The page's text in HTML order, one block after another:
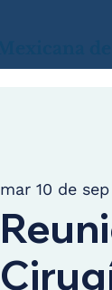
mar 10 de sep